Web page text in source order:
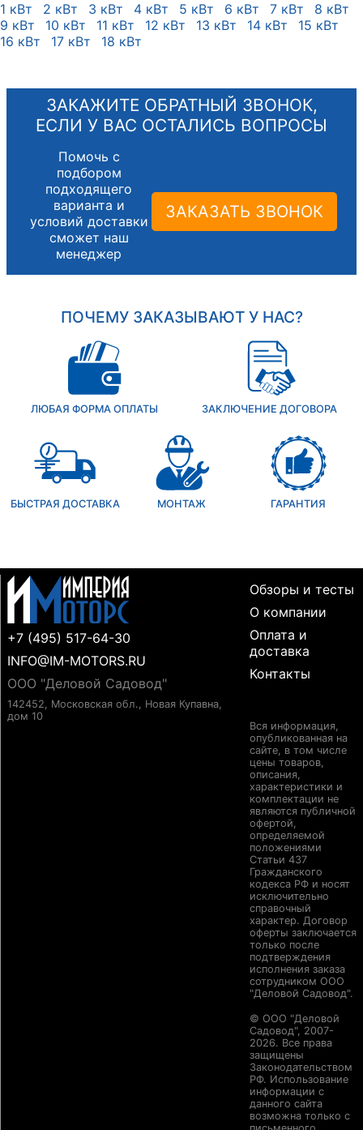
1 кВт
2 кВт 3 кВт 4 кВт 5 кВт 6 кВт 7 кВт
8 кВт
9 кВт
10 кВт 11 кВт 12 кВт 13 кВт 14 кВт
15 кВт
16 кВт
17 кВт 18 кВт
ЗАКАЖИТЕ ОБРАТНЫЙ ЗВОНОК,
ЕСЛИ У ВАС ОСТАЛИСЬ ВОПРОСЫ
Помочь с
подбором
подходящего
варианта и
условий доставки
сможет наш
менеджер
ЗАКАЗАТЬ ЗВОНОК
ПОЧЕМУ ЗАКАЗЫВАЮТ У НАС?
ЛЮБАЯ ФОРМА ОПЛАТЫ ЗАКЛЮЧЕНИЕ ДОГОВОРА
БЫСТРАЯ ДОСТАВКА МОНТАЖ ГАРАНТИЯ
+7 (495) 517-64-30
INFO@IM-MOTORS.RU
ООО "Деловой Садовод"
142452, Московская обл., Новая Купавна,
дом 10
Обзоры и тесты
О компании
Оплата и
доставка
Контакты
Вся информация,
опубликованная на
сайте, в том числе
цены товаров,
описания,
характеристики и
комплектации не
являются публичной
офертой,
определяемой
положениями
Статьи 437
Гражданского
кодекса РФ и носят
исключительно
справочный
характер. Договор
оферты заключается
только после
подтверждения
исполнения заказа
сотрудником ООО
"Деловой Садовод".
© ООО "Деловой
Садовод", 2007-
2026. Все права
защищены
Законодательством
РФ. Использование
информации с
данного сайта
возможна только с